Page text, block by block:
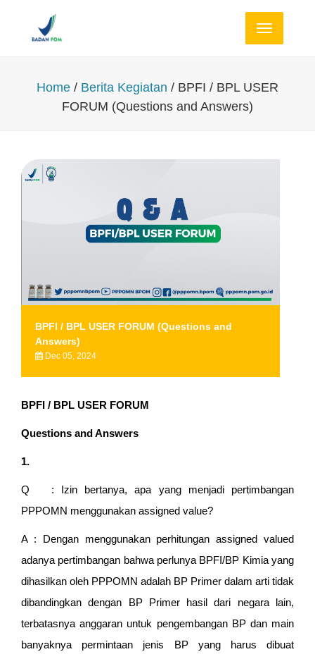
Toggle
navigation
Home / Berita Kegiatan / BPFI / BPL USER
FORUM (Questions and Answers)
BPFI / BPL USER FORUM (Questions and
Answers)
Dec 05, 2024
BPFI / BPL USER FORUM
Questions and Answers
1.
Q : Izin bertanya, apa yang menjadi pertimbangan
PPPOMN menggunakan assigned value?
A : Dengan menggunakan perhitungan assigned valued
adanya pertimbangan bahwa perlunya BPFI/BP Kimia yang
dihasilkan oleh PPPOMN adalah BP Primer dalam arti tidak
dibandingkan dengan BP Primer hasil dari negara lain,
terbatasnya anggaran untuk pengembangan BP dan main
banyaknya permintaan jenis BP yang harus dibuat